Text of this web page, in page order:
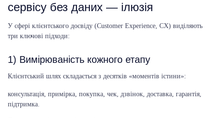
сервісу без даних — ілюзія
У сфері клієнтського досвіду (Customer Experience, CX) виділяють
три ключові підходи:
1) Вимірюваність кожного етапу
Клієнтський шлях складається з десятків «моментів істини»:
консультація, примірка, покупка, чек, дзвінок, доставка, гарантія,
підтримка.